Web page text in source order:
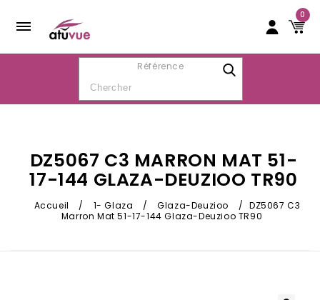
0
Référence
DZ5067 C3 MARRON MAT 51-
17-144 GLAZA-DEUZIOO TR90
Accueil / 1- Glaza / Glaza-Deuzioo / DZ5067 C3
Marron Mat 51-17-144 Glaza-Deuzioo TR90